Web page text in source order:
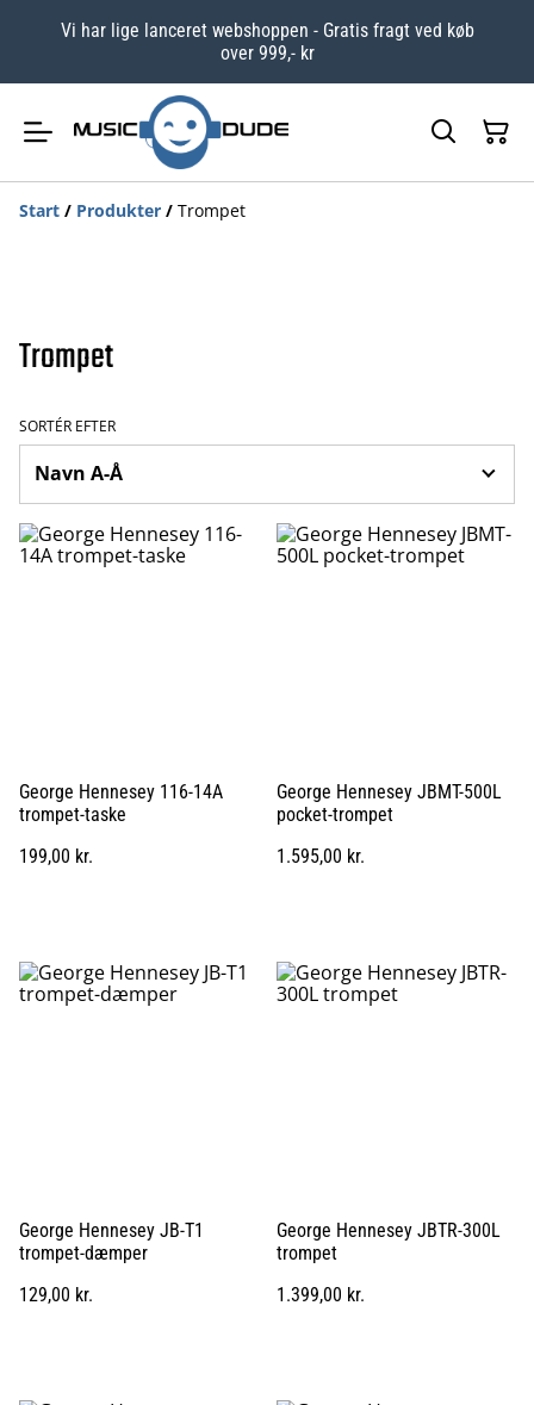
Vi har lige lanceret webshoppen - Gratis fragt ved køb
over 999,- kr
Start / Produkter / Trompet
Trompet
SORTÉR EFTER
George Hennesey 116-14A
trompet-taske
199,00 kr.
George Hennesey JBMT-500L
pocket-trompet
1.595,00 kr.
George Hennesey JB-T1
trompet-dæmper
129,00 kr.
George Hennesey JBTR-300L
trompet
1.399,00 kr.